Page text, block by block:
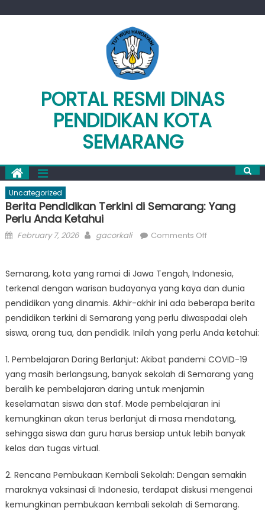
PORTAL RESMI DINAS
PENDIDIKAN KOTA
SEMARANG
Uncategorized
Berita Pendidikan Terkini di Semarang: Yang
Perlu Anda Ketahui
Posted
February 7, 2026 Author
gacorkali Comments Offon
Terkini
di
Semarang:
Yang
Perlu
Ketahui
Semarang, kota yang ramai di Jawa Tengah, Indonesia,
terkenal dengan warisan budayanya yang kaya dan dunia
pendidikan yang dinamis. Akhir-akhir ini ada beberapa berita
pendidikan terkini di Semarang yang perlu diwaspadai oleh
siswa, orang tua, dan pendidik. Inilah yang perlu Anda ketahui:
1. Pembelajaran Daring Berlanjut: Akibat pandemi COVID-19
yang masih berlangsung, banyak sekolah di Semarang yang
beralih ke pembelajaran daring untuk menjamin
keselamatan siswa dan staf. Mode pembelajaran ini
kemungkinan akan terus berlanjut di masa mendatang,
sehingga siswa dan guru harus bersiap untuk lebih banyak
kelas dan tugas virtual.
2. Rencana Pembukaan Kembali Sekolah: Dengan semakin
maraknya vaksinasi di Indonesia, terdapat diskusi mengenai
kemungkinan pembukaan kembali sekolah di Semarang.